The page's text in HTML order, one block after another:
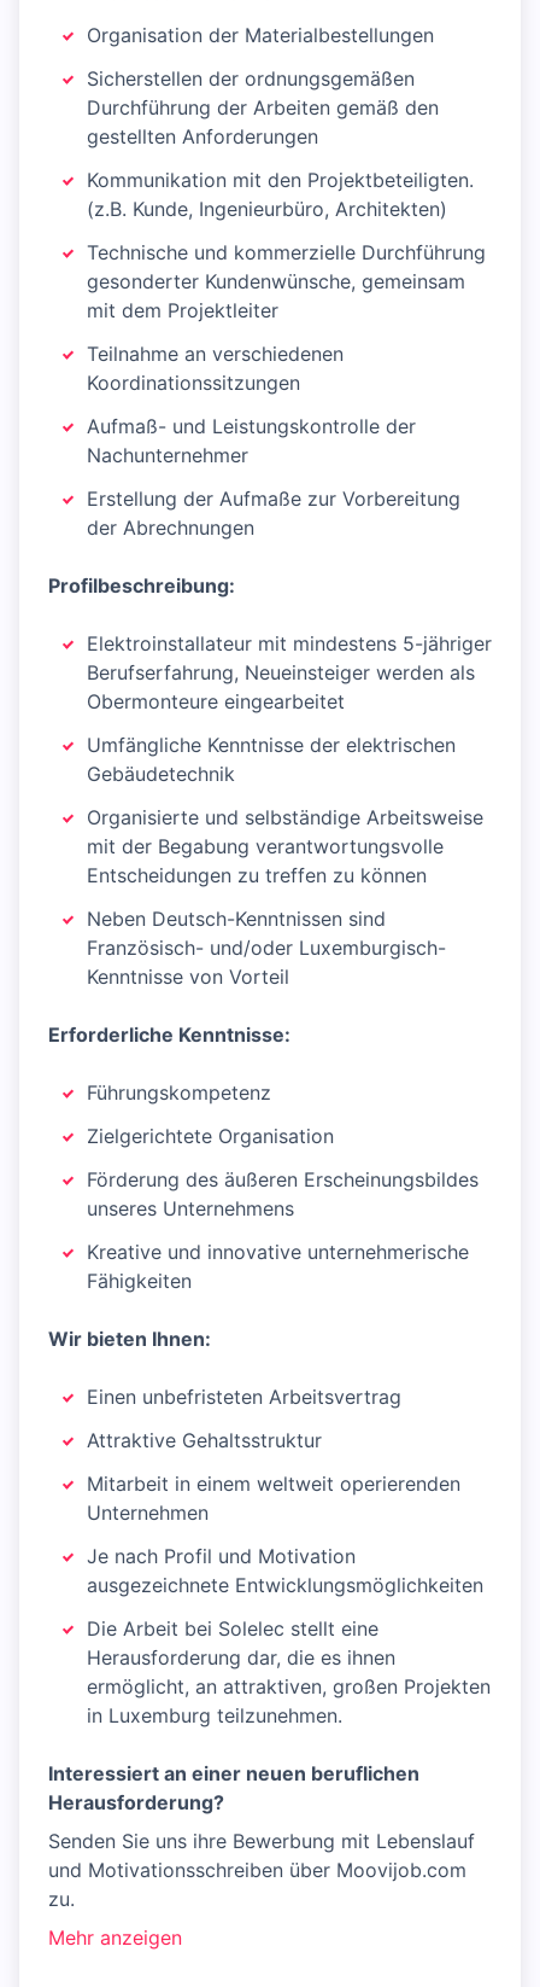
Organisation der Materialbestellungen
Sicherstellen der ordnungsgemäßen
Durchführung der Arbeiten gemäß den
gestellten Anforderungen
Kommunikation mit den Projektbeteiligten.
(z.B. Kunde, Ingenieurbüro, Architekten)
Technische und kommerzielle Durchführung
gesonderter Kundenwünsche, gemeinsam
mit dem Projektleiter
Teilnahme an verschiedenen
Koordinationssitzungen
Aufmaß- und Leistungskontrolle der
Nachunternehmer
Erstellung der Aufmaße zur Vorbereitung
der Abrechnungen
Profilbeschreibung:
Elektroinstallateur mit mindestens 5-jähriger
Berufserfahrung, Neueinsteiger werden als
Obermonteure eingearbeitet
Umfängliche Kenntnisse der elektrischen
Gebäudetechnik
Organisierte und selbständige Arbeitsweise
mit der Begabung verantwortungsvolle
Entscheidungen zu treffen zu können
Neben Deutsch-Kenntnissen sind
Französisch- und/oder Luxemburgisch-
Kenntnisse von Vorteil
Erforderliche Kenntnisse:
Führungskompetenz
Zielgerichtete Organisation
Förderung des äußeren Erscheinungsbildes
unseres Unternehmens
Kreative und innovative unternehmerische
Fähigkeiten
Wir bieten Ihnen:
Einen unbefristeten Arbeitsvertrag
Attraktive Gehaltsstruktur
Mitarbeit in einem weltweit operierenden
Unternehmen
Je nach Profil und Motivation
ausgezeichnete Entwicklungsmöglichkeiten
Die Arbeit bei Solelec stellt eine
Herausforderung dar, die es ihnen
ermöglicht, an attraktiven, großen Projekten
in Luxemburg teilzunehmen.
Interessiert an einer neuen beruflichen
Herausforderung?
Senden Sie uns ihre Bewerbung mit Lebenslauf
und Motivationsschreiben über Moovijob.com
zu.
Mehr anzeigen